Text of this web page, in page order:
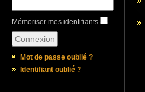
Mémoriser mes identifiants
Mot de passe oublié ?
Identifiant oublié ?